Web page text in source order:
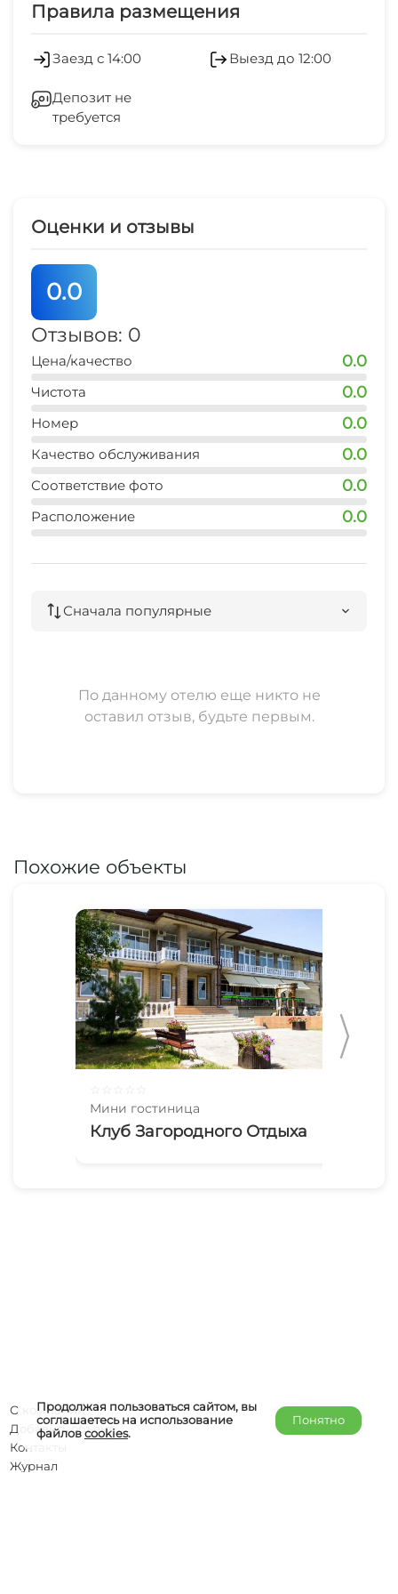
презентаций
Холодильник
Спутниковое ТВ
Правила размещения
Заезд с 14:00 Выезд до 12:00
Депозит не
требуется
Оценки и отзывы
0.0
Отзывов: 0
Цена/качество 0.0
Чистота 0.0
Номер 0.0
Качество обслуживания 0.0
Соответствие фото 0.0
Расположение 0.0
Сначала популярные
По данному отелю еще никто не
оставил отзыв, будьте первым.
Похожие объекты
Мини гостиница
Клуб Загородного Отдыха
Продолжая пользоваться сайтом, вы
соглашаетесь на использование
файловcookies.
Понятно
О компании
Добавить объект
Контакты
Журнал